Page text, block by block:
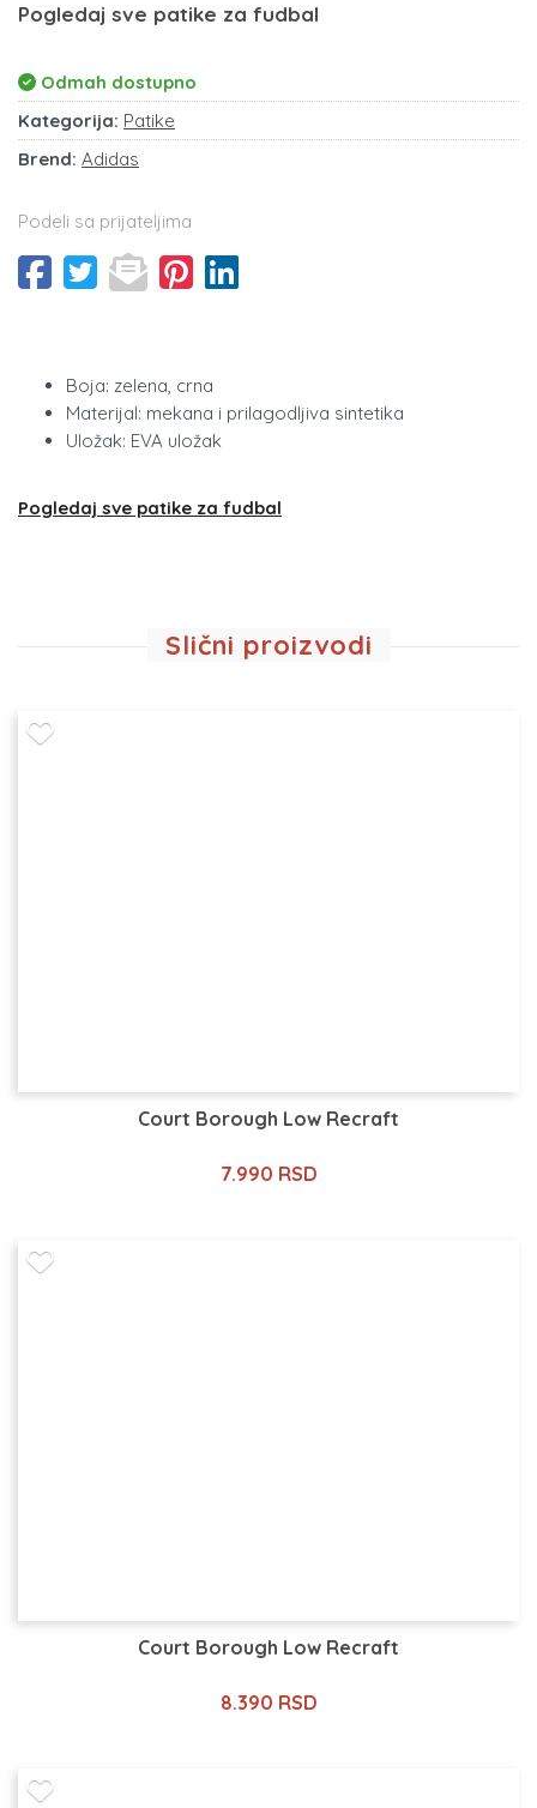
Pogledaj sve patike za fudbal
Odmah dostupno
Kategorija: Patike
Brend: Adidas
Podeli sa prijateljima
Boja: zelena, crna
Materijal: mekana i prilagodljiva sintetika
Uložak: EVA uložak
Pogledaj sve patike za fudbal
Slični proizvodi
Court Borough Low Recraft
7.990 RSD
Court Borough Low Recraft
8.390 RSD